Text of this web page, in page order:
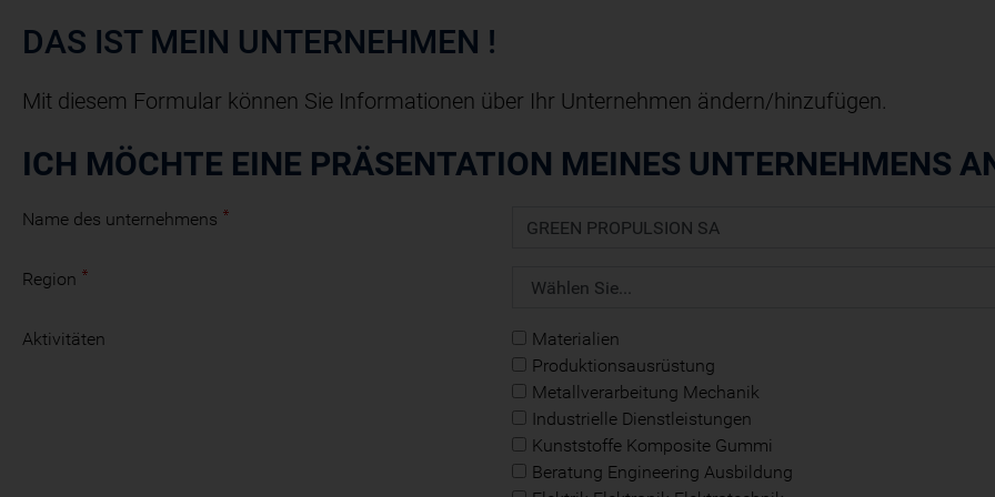
DAS IST MEIN UNTERNEHMEN !
Mit diesem Formular können Sie Informationen über Ihr Unternehmen ändern/hinzufügen.
ICH MÖCHTE EINE PRÄSENTATION MEINES UNTERNEHMENS
Name des unternehmens
Region
Aktivitäten
Materialien
Produktionsausrüstung
Metallverarbeitung Mechanik
Industrielle Dienstleistungen
Kunststoffe Komposite Gummi
Beratung Engineering Ausbildung